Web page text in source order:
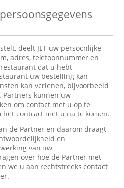
deelt JET uw persoonlijke
adres, telefoonnummer en
dat u hebt
uw bestelling kan
kan verlenen, bijvoorbeeld
Partners kunnen uw
om contact met u op te
het contract met u na te komen.
de Partner en daarom draagt
en
van uw
over hoe de Partner met
we u aan rechtstreeks contact